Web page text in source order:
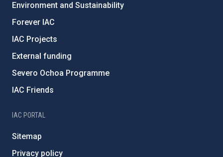
Environment and Sustainability
Forever IAC
IAC Projects
External funding
Severo Ochoa Programme
IAC Friends
IAC PORTAL
Sitemap
Privacy policy